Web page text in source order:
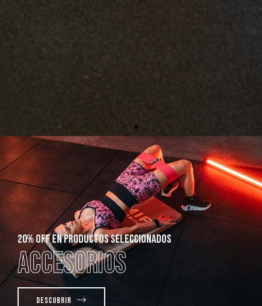
20% off en productos seleccionados
Accesorios
Descubrir